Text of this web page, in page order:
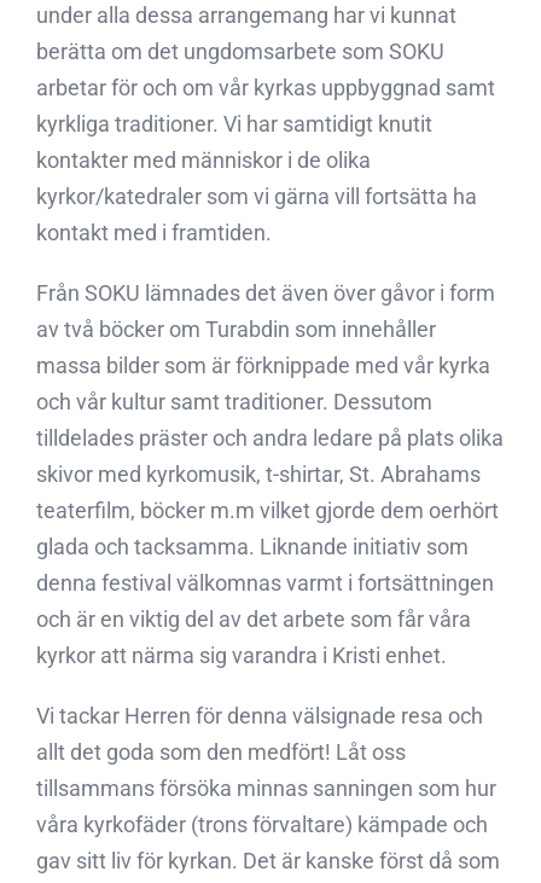
under alla dessa arrangemang har vi kunnat
berätta om det ungdomsarbete som SOKU
arbetar för och om vår kyrkas uppbyggnad samt
kyrkliga traditioner. Vi har samtidigt knutit
kontakter med människor i de olika
kyrkor/katedraler som vi gärna vill fortsätta ha
kontakt med i framtiden.
Från SOKU lämnades det även över gåvor i form
av två böcker om Turabdin som innehåller
massa bilder som är förknippade med vår kyrka
och vår kultur samt traditioner. Dessutom
tilldelades präster och andra ledare på plats olika
skivor med kyrkomusik, t-shirtar, St. Abrahams
teaterfilm, böcker m.m vilket gjorde dem oerhört
glada och tacksamma. Liknande initiativ som
denna festival välkomnas varmt i fortsättningen
och är en viktig del av det arbete som får våra
kyrkor att närma sig varandra i Kristi enhet.
Vi tackar Herren för denna välsignade resa och
allt det goda som den medfört! Låt oss
tillsammans försöka minnas sanningen som hur
våra kyrkofäder (trons förvaltare) kämpade och
gav sitt liv för kyrkan. Det är kanske först då som